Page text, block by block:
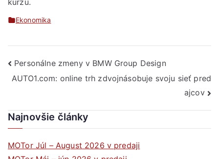
kurzu.
Ekonomika
Navigácia
v
článku
Personálne zmeny v BMW Group Design
AUTO1.com: online trh zdvojnásobuje svoju sieť pred
ajcov
Najnovšie články
MOTor Júl – August 2026 v predaji